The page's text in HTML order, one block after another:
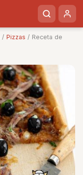
/ Pizzas / Receta de